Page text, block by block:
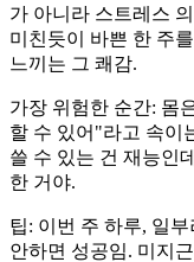
가 아니라 스트레스
미친듯이 바쁜 한 주
느끼는 그 쾌감.
가장 위험한 순간: 몸
할 수 있어"라고 속이
쓸 수 있는 건 재능인
한 거야.
팁: 이번 주 하루, 일
안하면 성공임. 미지